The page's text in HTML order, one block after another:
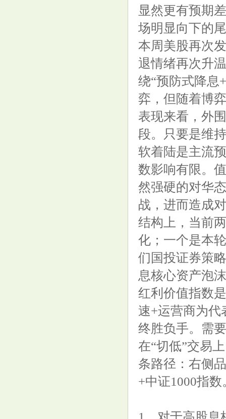
显然更有预期
场明显向下的
本周美股再次
退情绪再次升
绕“预防式降息
弈，但随着博
表现来看，外
段。只要是维
软着陆是主流
数影响有限。
然强硬的对华
战，进而造成
结构上，当前
化；一个是本
们国投证券策
息核心资产泡
红利价值指数
速+运营商为代
终胜负手。需
在“切低”交易
条路径：右侧
+中证1000指数